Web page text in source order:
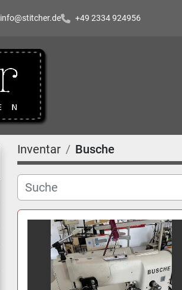
info@stitcher.de +49 2334 924956
Inventar Busche